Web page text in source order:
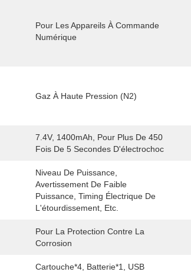
Pour Les Appareils À Commande
Numérique
Gaz À Haute Pression (N2)
7.4V, 1400mAh, Pour Plus De 450
Fois De 5 Secondes D'électrochoc
Niveau De Puissance,
Avertissement De Faible
Puissance, Timing Électrique De
L'étourdissement, Etc.
Pour La Protection Contre La
Corrosion
Cartouche*4, Batterie*1, USB